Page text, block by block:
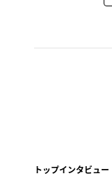
トップインタビュー